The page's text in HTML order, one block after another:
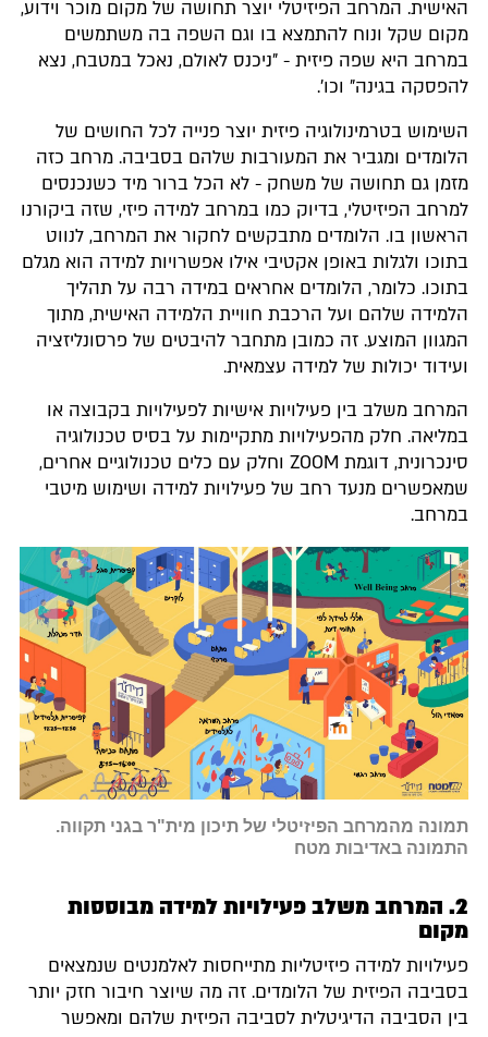
האישית. המרחב הפיזיטלי יוצר תחושה של מקום מוכר וידוע,
מקום שקל ונוח להתמצא בו וגם השפה בה משתמשים
במרחב היא שפה פיזית - "ניכנס לאולם, נאכל במטבח, נצא
להפסקה בגינה" וכו'.
השימוש בטרמינולוגיה פיזית יוצר פנייה לכל החושים של
הלומדים ומגביר את המעורבות שלהם בסביבה. מרחב כזה
מזמן גם תחושה של משחק - לא הכל ברור מיד כשנכנסים
למרחב הפיזיטלי, בדיוק כמו במרחב למידה פיזי, שזה ביקורנו
הראשון בו. הלומדים מתבקשים לחקור את המרחב, לנווט
בתוכו ולגלות באופן אקטיבי אילו אפשרויות למידה הוא מגלם
בתוכו. כלומר, הלומדים אחראים במידה רבה על תהליך
הלמידה שלהם ועל הרכבת חוויית הלמידה האישית, מתוך
המגוון המוצע. זה כמובן מתחבר להיבטים של פרסונליזציה
ועידוד יכולות של למידה עצמאית.
המרחב משלב בין פעילויות אישיות לפעילויות בקבוצה או
במליאה. חלק מהפעילויות מתקיימות על בסיס טכנולוגיה
סינכרונית, דוגמת ZOOM וחלק עם כלים טכנולוגיים אחרים,
שמאפשרים מנעד רחב של פעילויות למידה ושימוש מיטבי
במרחב.
תמונה מהמרחב הפיזיטלי של תיכון מית"ר בגני תקווה.
התמונה באדיבות מטח
2. המרחב משלב פעילויות למידה מבוססות
מקום
פעילויות למידה פיזיטליות מתייחסות לאלמנטים שנמצאים
בסביבה הפיזית של הלומדים. זה מה שיוצר חיבור חזק יותר
בין הסביבה הדיגיטלית לסביבה הפיזית שלהם ומאפשר